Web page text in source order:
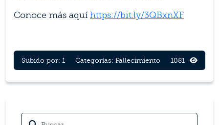
Conoce más aquí https://bit.ly/3QBxnXF
Subido por: 1 Categorías: Fallecimiento 1081